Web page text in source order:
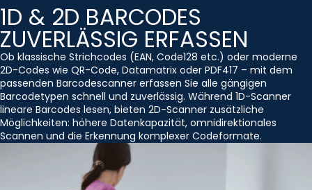
1D & 2D BARCODES
ZUVERLÄSSIG ERFASSEN
Ob klassische Strichcodes (EAN, Code128 etc.) oder moderne
2D-Codes wie QR-Code, Datamatrix oder PDF417 – mit dem
passenden Barcodescanner erfassen Sie alle gängigen
Barcodetypen schnell und zuverlässig. Während 1D-Scanner
lineare Barcodes lesen, bieten 2D-Scanner zusätzliche
Möglichkeiten: höhere Datenkapazität, omnidirektionales
Scannen und die Erkennung komplexer Codeformate.